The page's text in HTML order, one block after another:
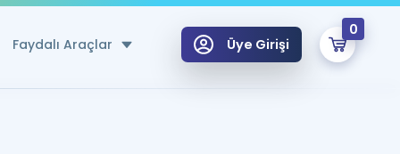
Faydalı Araçlar Üye Girişi
0